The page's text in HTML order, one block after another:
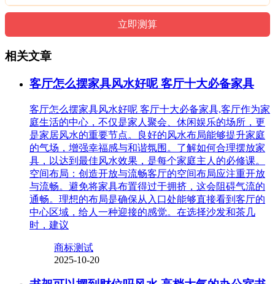
相关文章
客厅怎么摆家具风水好呢 客厅十大必备家具
客厅怎么摆家具风水好呢 客厅十大必备家具,客厅作为家
庭生活的中心，不仅是家人聚会、休闲娱乐的场所，更
是家居风水的重要节点。良好的风水布局能够提升家庭
的气场，增强幸福感与和谐氛围。了解如何合理摆放家
具，以达到最佳风水效果，是每个家庭主人的必修课。
空间布局：创造开放与流畅客厅的空间布局应注重开放
与流畅。避免将家具布置得过于拥挤，这会阻碍气流的
通畅。理想的布局是确保从入口处能够直接看到客厅的
中心区域，给人一种迎接的感觉。在选择沙发和茶几
时，建议
商标测试
2025-10-20